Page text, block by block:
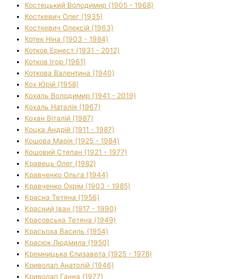
Костецький Володимир (1905 - 1968)
Косткевич Олег (1935)
Косткевич Олексій (1963)
Котек Ніна (1903 - 1984)
Котков Ернест (1931 - 2012)
Котков Ігор (1961)
Коткова Валентина (1940)
Кох Юрій (1958)
Кохаль Володимир (1941 - 2019)
Кохаль Наталія (1967)
Кохан Віталій (1987)
Коцка Андрій (1911 - 1987)
Кошова Марія (1925 - 1984)
Кошовий Степан (1921 - 1977)
Кравець Олег (1982)
Кравченко Ольга (1944)
Кравченко Охрім (1903 - 1985)
Красна Тетяна (1956)
Красний Іван (1917 - 1990)
Красовська Тетяна (1949)
Красьоха Василь (1954)
Красюк Людмила (1950)
Кремницька Єлизавета (1925 - 1978)
Криволап Анатолій (1946)
Криволап Ганна (1977)